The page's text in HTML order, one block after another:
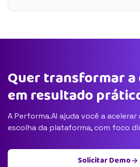
Quer transformar a
em resultado
A Performa.AI ajuda você a
escolha da plataforma, com foco
Solicitar Demo